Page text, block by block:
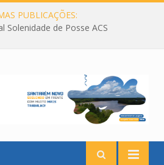
PUBLICAÇÕES:
Solenidade de Posse ACS